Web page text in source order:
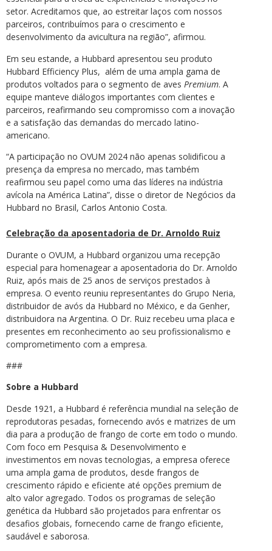
setor. Acreditamos que, ao estreitar laços com nossos
parceiros, contribuímos para o crescimento e
desenvolvimento da avicultura na região”, afirmou.
Em seu estande, a Hubbard apresentou seu produto
Hubbard Efficiency Plus, além de uma ampla gama de
produtos voltados para o segmento de aves Premium. A
equipe manteve diálogos importantes com clientes e
parceiros, reafirmando seu compromisso com a inovação
e a satisfação das demandas do mercado latino-
americano.
“A participação no OVUM 2024 não apenas solidificou a
presença da empresa no mercado, mas também
reafirmou seu papel como uma das líderes na indústria
avícola na América Latina”, disse o diretor de Negócios da
Hubbard no Brasil, Carlos Antonio Costa.
Celebração da aposentadoria de Dr. Arnoldo Ruiz
Durante o OVUM, a Hubbard organizou uma recepção
especial para homenagear a aposentadoria do Dr. Arnoldo
Ruiz, após mais de 25 anos de serviços prestados à
empresa. O evento reuniu representantes do Grupo Neria,
distribuidor de avós da Hubbard no México, e da Genher,
distribuidora na Argentina. O Dr. Ruiz recebeu uma placa e
presentes em reconhecimento ao seu profissionalismo e
comprometimento com a empresa.
###
Sobre a Hubbard
Desde 1921, a Hubbard é referência mundial na seleção de
reprodutoras pesadas, fornecendo avós e matrizes de um
dia para a produção de frango de corte em todo o mundo.
Com foco em Pesquisa & Desenvolvimento e
investimentos em novas tecnologias, a empresa oferece
uma ampla gama de produtos, desde frangos de
crescimento rápido e eficiente até opções premium de
alto valor agregado. Todos os programas de seleção
genética da Hubbard são projetados para enfrentar os
desafios globais, fornecendo carne de frango eficiente,
saudável e saborosa.